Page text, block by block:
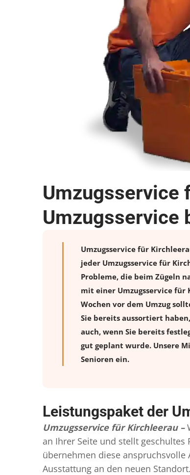
Umzugsservice
Umzugsservice
Umzugsservice für
jeder Umzugsservice für
Probleme, die beim Zügeln
mit einer Umzugsservice
Wochen vor dem Umzug
Sie bereits aussortiert
auch, wenn Sie bereits
gut geplant wurde. Unsere
Senioren ein.
Leistungspaket der
Umzugsservice für Kirchleerau –
an Ihrer Seite und stellt
übernehmen diese
Ausstattung an den neuen